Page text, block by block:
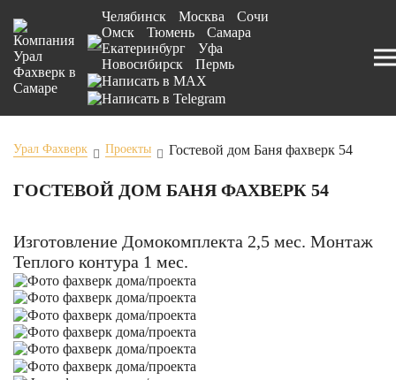
Челябинск Москва
Сочи
Омск
Тюмень
Самара
Екатеринбург
Уфа
Новосибирск
Пермь
Урал Фахверк Проекты Гостевой дом Баня фахверк 54
ГОСТЕВОЙ ДОМ БАНЯ ФАХВЕРК 54
Изготовление Домокомплекта 2,5 мес. Монтаж
Теплого контура 1 мес.